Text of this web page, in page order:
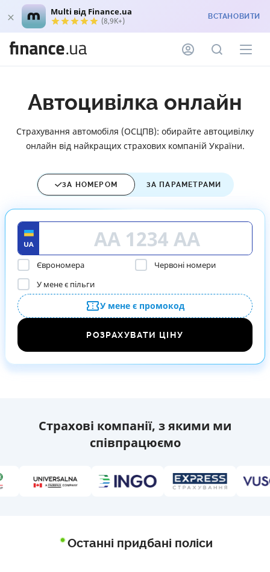
Multi від Finance.ua
(8,9K+) ВСТАНОВИТИ
Автоцивілка онлайн
Страхування автомобіля (ОСЦПВ): обирайте автоцивілку
онлайн від найкращих страхових компаній України.
ЗА НОМЕРОМ ЗА ПАРАМЕТРАМИ
У мене є промокод
Єврономера
Червоні номери
У мене є пільги
РОЗРАХУВАТИ ЦІНУ
Страхові компанії, з якими ми
співпрацюємо
Останні придбані поліси